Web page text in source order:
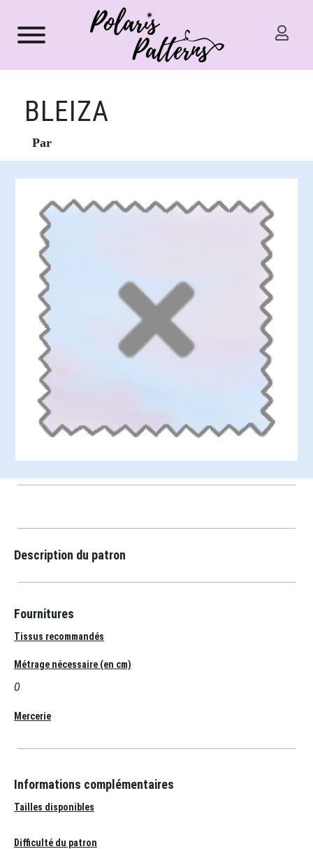
BLEIZA
Par
Description du patron
Fournitures
Tissus recommandés
Métrage nécessaire (en cm)
0
Mercerie
Informations complémentaires
Tailles disponibles
Difficulté du patron